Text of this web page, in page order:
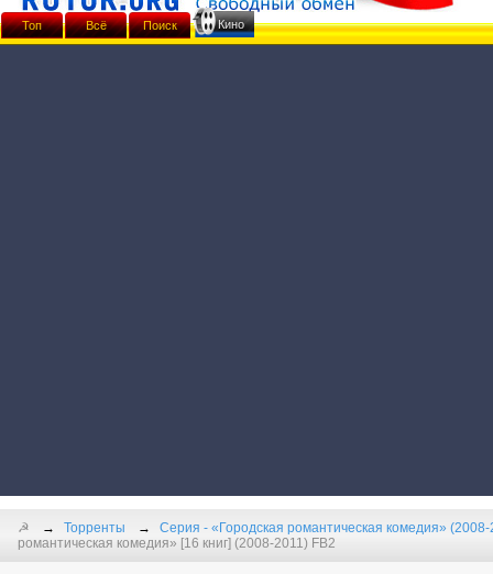
☭ Торренты
Серия - «Городская романтическая комедия» (2008-
романтическая комедия» [16 книг] (2008-2011) FB2